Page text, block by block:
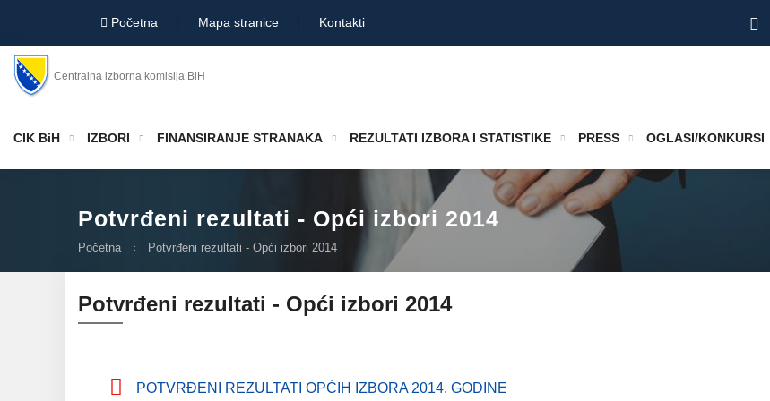
Početna Mapa stranice Kontakti
Centralna izborna komisija BiH
CIK BiH IZBORI FINANSIRANJE STRANAKA REZULTATI IZBORA I STATISTIKE PRESS OGLASI/KONKURSI
Potvrđeni rezultati - Opći izbori 2014
Početna Potvrđeni rezultati - Opći izbori 2014
Potvrđeni rezultati - Opći izbori 2014
POTVRĐENI REZULTATI OPĆIH IZBORA 2014. GODINE